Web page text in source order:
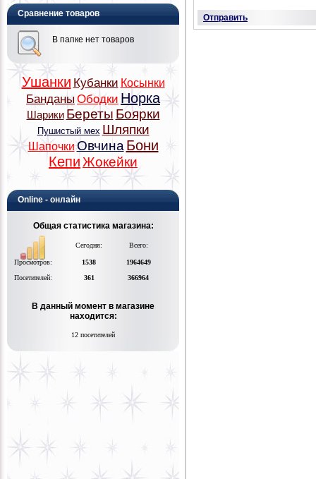
Сравнение товаров
В папке нет товаров
Ушанки Кубанки Косынки
БанданыОбодки Норка
Шарики Береты Боярки
Пушистый мех Шляпки
Шапочки Овчина Бони
Кепи Жокейки
Online - онлайн
Общая статистика магазина:
Сегодня: Всего:
Просмотров: 1538
1964649
Посетителей:
361 366964
В данный момент в магазине
находится:
12 посетителей
Отправить